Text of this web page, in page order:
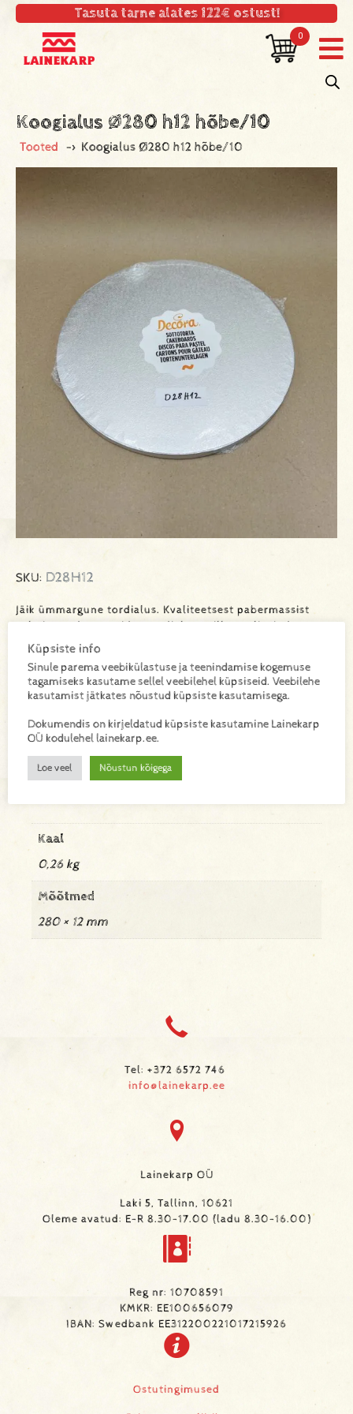
Tasuta tarne alates 122€ ostust!
0
Koogialus Ø280 h12 hõbe/10
Tooted -> Koogialus Ø280 h12 hõbe/10
SKU: D28H12
Jäik ümmargune tordialus. Kvaliteetsest pabermassist
valmistatud vastupidav tordialus, mille pealispind on
kaetud elegantse halli alumiiniumkattega. Sobib ideaalselt
kookide serveerimiseks ja transportimiseks, lisades igale
koogile professionaalse ilme. Iga alus on hügieeniliselt
pakendatud eraldi kilesse.
Lisa toode päringukorvi
Kaal
0,26 kg
Mõõtmed
280 × 12 mm
Küpsiste info
Sinule parema veebikülastuse ja teenindamise kogemuse
tagamiseks kasutame sellel veebilehel küpsiseid. Veebilehe
kasutamist jätkates nõustud küpsiste kasutamisega.
Dokumendis on kirjeldatud küpsiste kasutamine Lainekarp
OÜ kodulehel lainekarp.ee.
Loe veel Nõustun kõigega
Tel: +372 6572 746
info@lainekarp.ee
Lainekarp OÜ
Laki 5, Tallinn, 10621
Oleme avatud: E-R 8.30-17.00 (ladu 8.30-16.00)
Reg nr: 10708591
KMKR: EE100656079
IBAN: Swedbank EE312200221017215926
Ostutingimused